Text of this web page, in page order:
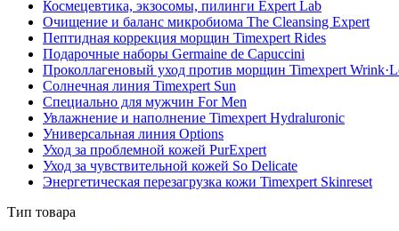
Космецевтика, экзосомы, пилинги Expert Lab
Очищение и баланс микробиома The Cleansing Expert
Пептидная коррекция морщин Timexpert Rides
Подарочные наборы Germaine de Capuccini
Проколлагеновый уход против морщин Timexpert
Солнечная линия Timexpert Sun
Специально для мужчин For Men
Увлажнение и наполнение Timexpert Hydraluronic
Универсальная линия Options
Уход за проблемной кожей PurExpert
Уход за чувствительной кожей So Delicate
Энергетическая перезагрузка кожи Timexpert Skinreset
Тип товара